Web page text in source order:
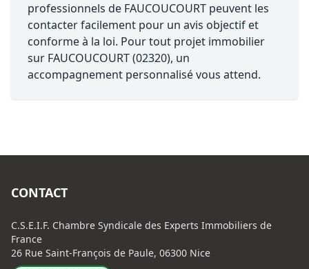
professionnels de FAUCOUCOURT peuvent les
contacter facilement pour un avis objectif et
conforme à la loi. Pour tout projet immobilier
sur FAUCOUCOURT (02320), un
accompagnement personnalisé vous attend.
CONTACT
C.S.E.I.F. Chambre Syndicale des Experts Immobiliers de
France
26 Rue Saint-François de Paule, 06300 Nice